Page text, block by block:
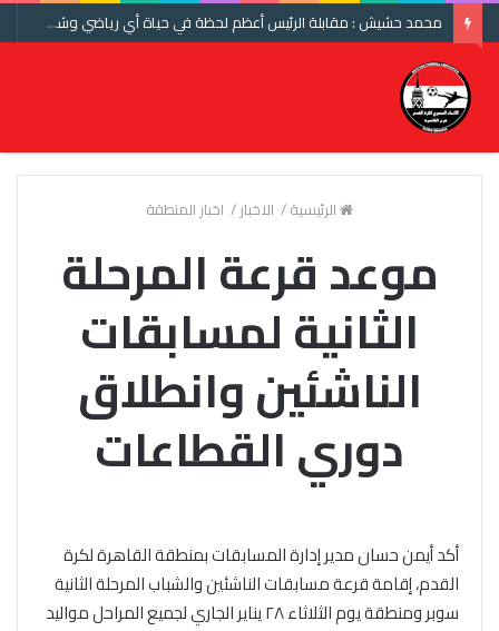
محمد حشيش : مقابلة الرئيس أعظم لحظة في حياة أي رياضي وشكرا اتحاد الكرة ومنتخب مصر
الرئيسية/ الاخبار/ اخبار المنطقة
موعد قرعة المرحلة
الثانية لمسابقات
الناشئين وانطلاق
دوري القطاعات
أكد أيمن حسان مدير إدارة المسابقات بمنطقة القاهرة لكرة
القدم، إقامة قرعة مسابقات الناشئين والشباب المرحلة الثانية
سوبر ومنطقة يوم الثلاثاء ٢٨ يناير الجاري لجميع المراحل مواليد